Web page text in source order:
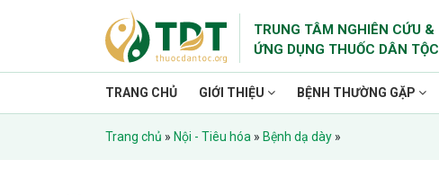
TRUNG TÂM NGHIÊN CỨU &
ỨNG DỤNG THUỐC DÂN TỘC
TRANG CHỦ GIỚI THIỆU BỆNH THƯỜNG GẶP
Trang chủ » Nội - Tiêu hóa » Bệnh dạ dày »